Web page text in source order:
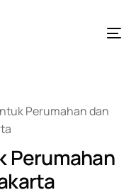
Perumahan dan
Perumahan